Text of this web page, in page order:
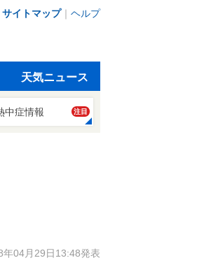
サイトマップ｜ ヘルプ
天気ニュース
中症情報 注目
年04月29日13:48発表